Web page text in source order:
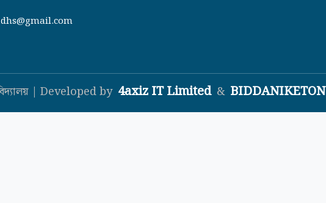
| Developed by 4axiz IT Limited & BIDDANIKETON